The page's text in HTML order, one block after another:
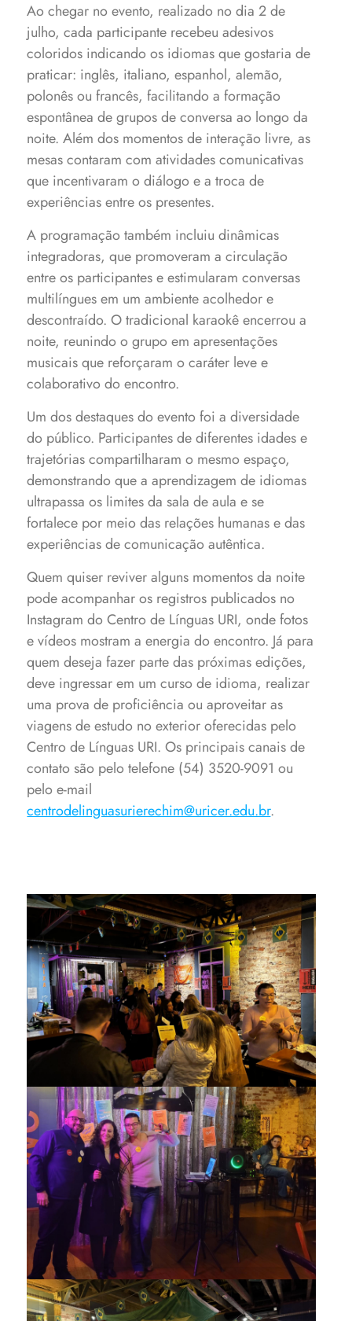
Ao chegar no evento, realizado no dia 2 de
julho, cada participante recebeu adesivos
coloridos indicando os idiomas que gostaria de
praticar: inglês, italiano, espanhol, alemão,
polonês ou francês, facilitando a formação
espontânea de grupos de conversa ao longo da
noite. Além dos momentos de interação livre, as
mesas contaram com atividades comunicativas
que incentivaram o diálogo e a troca de
experiências entre os presentes.
A programação também incluiu dinâmicas
integradoras, que promoveram a circulação
entre os participantes e estimularam conversas
multilíngues em um ambiente acolhedor e
descontraído. O tradicional karaokê encerrou a
noite, reunindo o grupo em apresentações
musicais que reforçaram o caráter leve e
colaborativo do encontro.
Um dos destaques do evento foi a diversidade
do público. Participantes de diferentes idades e
trajetórias compartilharam o mesmo espaço,
demonstrando que a aprendizagem de idiomas
ultrapassa os limites da sala de aula e se
fortalece por meio das relações humanas e das
experiências de comunicação autêntica.
Quem quiser reviver alguns momentos da noite
pode acompanhar os registros publicados no
Instagram do Centro de Línguas URI, onde fotos
e vídeos mostram a energia do encontro. Já para
quem deseja fazer parte das próximas edições,
deve ingressar em um curso de idioma, realizar
uma prova de proficiência ou aproveitar as
viagens de estudo no exterior oferecidas pelo
Centro de Línguas URI. Os principais canais de
contato são pelo telefone (54) 3520-9091 ou
pelo e-mail
centrodelinguasurierechim@uricer.edu.br.
Chat’s Cheers reuniu
participantes da comunidade
Vencedores de uma das
atividades do encontro